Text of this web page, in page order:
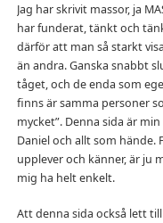
Jag har skrivit massor, ja
har funderat, tänkt och
därför att man så starkt
än andra. Ganska snabbt
tåget, och de enda som
finns är samma personer
mycket”. Denna sida är
Daniel och allt som hände.
upplever och känner, är ju
mig ha helt enkelt.
Att denna sida också lett